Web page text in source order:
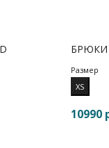
БРЮКИ
Размер
XS
10990